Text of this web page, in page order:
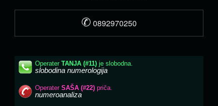
✆ 0892970250